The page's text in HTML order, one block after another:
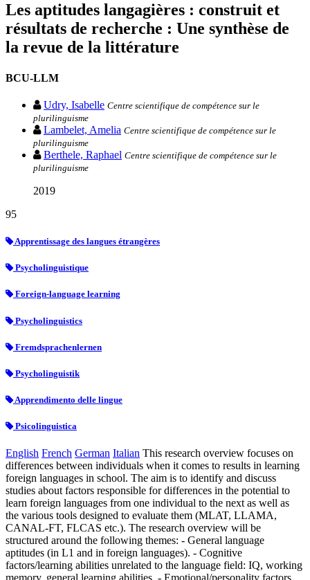
Les aptitudes langagières : construit et
résultats de recherche : Une synthèse de
la revue de la littérature
BCU-LLM
Udry, Isabelle Centre scientifique de compétence sur le
plurilinguisme
Lambelet, Amelia Centre scientifique de compétence sur le
plurilinguisme
Berthele, Raphael Centre scientifique de compétence sur le
plurilinguisme
2019
95
Apprentissage des langues étrangères
Psycholinguistique
Foreign-language learning
Psycholinguistics
Fremdsprachenlernen
Psycholinguistik
Apprendimento delle lingue
Psicolinguistica
English French German Italian This research overview focuses on
differences between individuals when it comes to results in learning
foreign languages in school. The aim is to identify and discuss
studies about factors responsible for differences in the potential to
learn foreign languages from one individual to the next as well as
the various tools designed to evaluate them (MLAT, LLAMA,
CANAL-FT, FLCAS etc.). The research overview will be
structured around the following themes: - General language
aptitudes (in L1 and in foreign languages). - Cognitive
factors/learning abilities unrelated to the language field: IQ, working